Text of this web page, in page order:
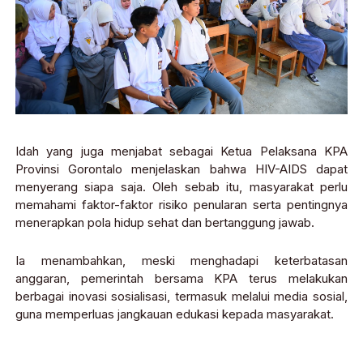
Idah yang juga menjabat sebagai Ketua Pelaksana KPA
Provinsi Gorontalo menjelaskan bahwa HIV-AIDS dapat
menyerang siapa saja. Oleh sebab itu, masyarakat perlu
memahami faktor-faktor risiko penularan serta pentingnya
menerapkan pola hidup sehat dan bertanggung jawab.
Ia menambahkan, meski menghadapi keterbatasan
anggaran, pemerintah bersama KPA terus melakukan
berbagai inovasi sosialisasi, termasuk melalui media sosial,
guna memperluas jangkauan edukasi kepada masyarakat.